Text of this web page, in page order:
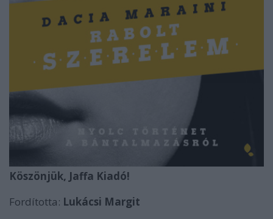
Köszönjük, Jaffa Kiadó!
Fordította: Lukácsi Margit